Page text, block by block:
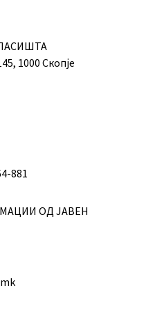
1000 Скопје
881
ОД ЈАВЕН